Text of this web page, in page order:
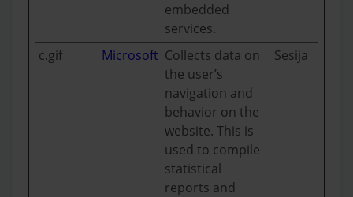
embedded
services.
c.gif Microsoft Collects data on
the user’s
navigation and
behavior on the
website. This is
used to compile
statistical
reports and
Sesija